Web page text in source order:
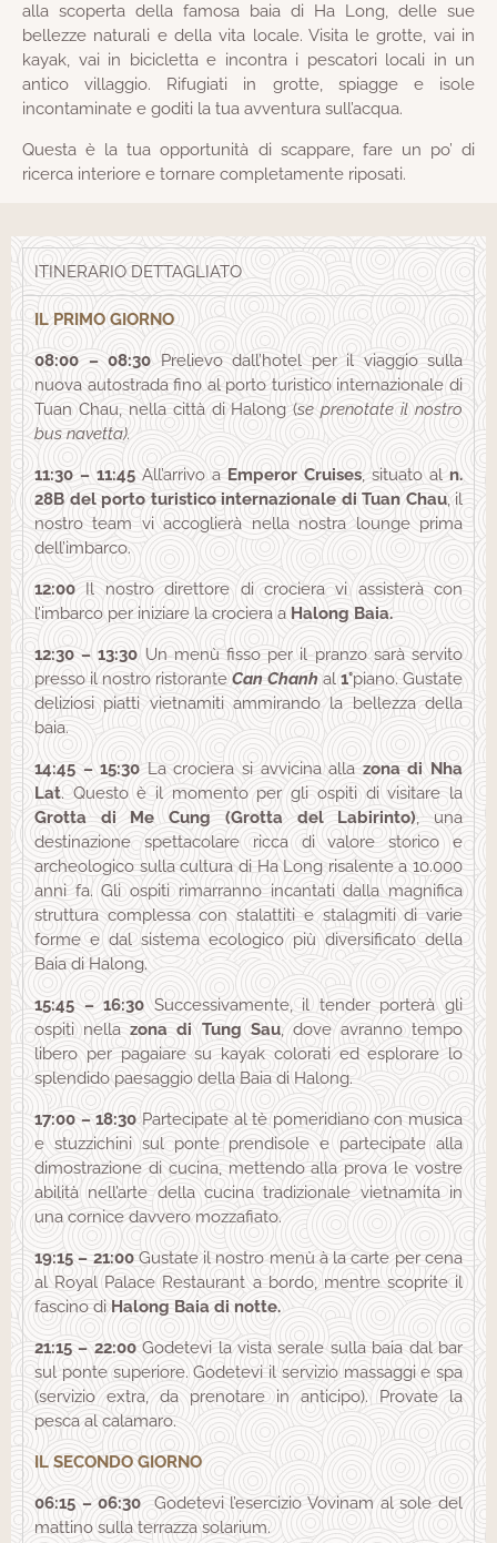
alla scoperta della famosa baia di Ha Long, delle sue
bellezze naturali e della vita locale. Visita le grotte, vai in
kayak, vai in bicicletta e incontra i pescatori locali in un
antico villaggio. Rifugiati in grotte, spiagge e isole
incontaminate e goditi la tua avventura sull’acqua.
Questa è la tua opportunità di scappare, fare un po’ di
ricerca interiore e tornare completamente riposati.
ITINERARIO DETTAGLIATO
IL PRIMO GIORNO
08:00 – 08:30Prelievo dall’hotel per il viaggio sulla
nuova autostrada fino al porto turistico internazionale di
Tuan Chau, nella città di Halong (se prenotate il nostro
bus navetta).
11:30 – 11:45 All’arrivo aEmperor Cruises, situato aln.
28B del porto turistico internazionale di Tuan Chau, il
nostro team vi accoglierà nella nostra lounge prima
dell’imbarco.
12:00 Il nostro direttore di crociera vi assisterà con
l’imbarco per iniziare la crociera aHalong Baia.
12:30 – 13:30 Un menù fisso per il pranzo sarà servito
presso il nostro ristoranteCan Chanh al1°piano. Gustate
deliziosi piatti vietnamiti ammirando la bellezza della
baia.
14:45 – 15:30La crociera si avvicina allazona di Nha
Lat. Questo è il momento per gli ospiti di visitare la
Grotta di Me Cung (Grotta del Labirinto), una
destinazione spettacolare ricca di valore storico e
archeologico sulla cultura di Ha Long risalente a 10.000
anni fa. Gli ospiti rimarranno incantati dalla magnifica
struttura complessa con stalattiti e stalagmiti di varie
forme e dal sistema ecologico più diversificato della
Baia di Halong.
15:45 – 16:30Successivamente, il tender porterà gli
ospiti nellazona di Tung Sau, dove avranno tempo
libero per pagaiare su kayak colorati ed esplorare lo
splendido paesaggio della Baia di Halong.
17:00 – 18:30Partecipate al tè pomeridiano con musica
e stuzzichini sul ponte prendisole e partecipate alla
dimostrazione di cucina, mettendo alla prova le vostre
abilità nell’arte della cucina tradizionale vietnamita in
una cornice davvero mozzafiato.
19:15 – 21:00Gustate il nostro menù à la carte per cena
al Royal Palace Restaurant a bordo, mentre scoprite il
fascino diHalong Baia di notte.
21:15 – 22:00Godetevi la vista serale sulla baia dal bar
sul ponte superiore. Godetevi il servizio massaggi e spa
(servizio extra, da prenotare in anticipo). Provate la
pesca al calamaro.
IL SECONDO GIORNO
06:15 – 06:30Godetevi l’esercizio Vovinam al sole del
mattino sulla terrazza solarium.